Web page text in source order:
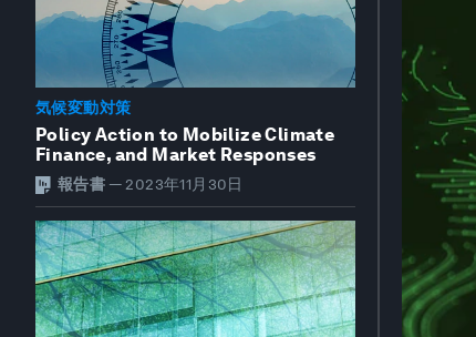
気候変動対策
Policy Action to Mobilize Climate
Finance, and Market Responses
報告書 — 2023年11月30日